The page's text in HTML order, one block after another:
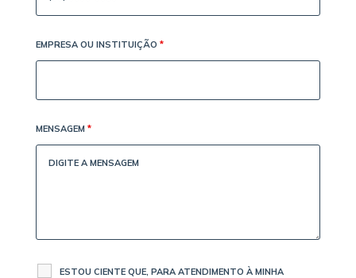
EMPRESA OU INSTITUIÇÃO *
MENSAGEM *
ESTOU CIENTE QUE, PARA ATENDIMENTO À MINHA